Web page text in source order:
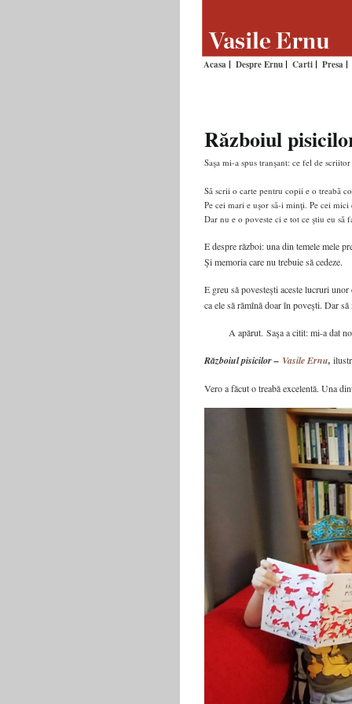
Acasa Despre Ernu Carti Presa
Războiul
Saşa mi-a spus tranşant: ce fel de
Să scrii o carte pentru copii e o treabă
Pe cei mari e uşor să-i minţi. Pe cei
Dar nu e o poveste ci e tot ce ştiu eu
E despre război: una din temele mele
Şi memoria care nu trebuie să cedeze.
E greu să povesteşti aceste lucruri
ca ele să rămînă doar în poveşti. Dar
A apărut. Saşa a citit: mi-a dat
Războiul pisicilor – Vasile Ernu,
Vero a făcut o treabă excelentă. Una